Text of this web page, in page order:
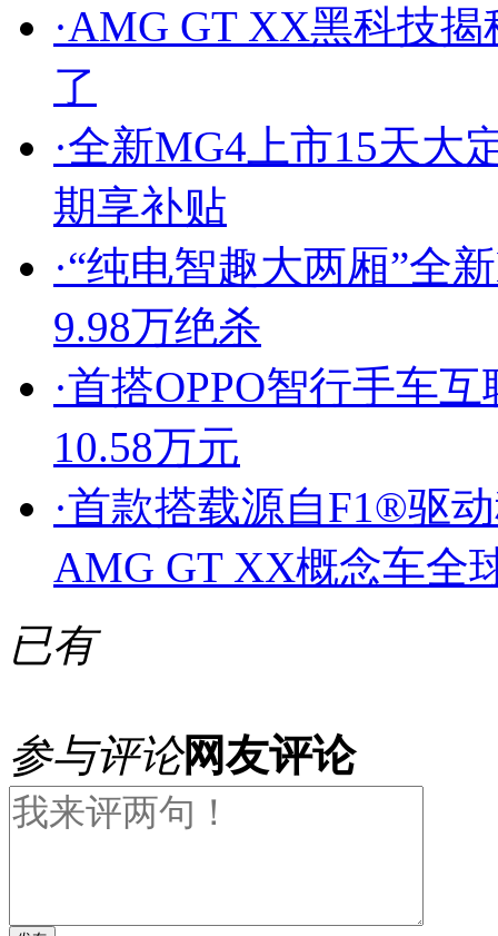
·AMG GT XX黑科技
了
·全新MG4上市15天大
期享补贴
·“纯电智趣大两厢”全
9.98万绝杀
·首搭OPPO智行手车
10.58万元
·首款搭载源自F1®驱
AMG GT XX概念车全
已有
参与评论网友评论